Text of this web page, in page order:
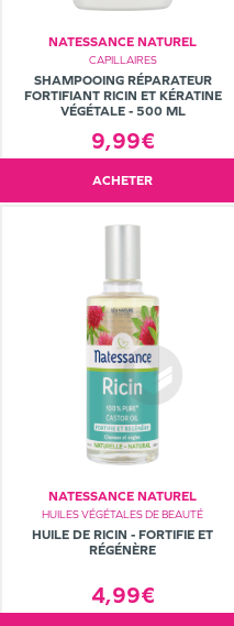
NATESSANCE NATUREL
CAPILLAIRES
SHAMPOOING RÉPARATEUR
FORTIFIANT RICIN ET KÉRATINE
VÉGÉTALE - 500 ML
9,99€
ACHETER
NATESSANCE NATUREL
HUILES VÉGÉTALES DE BEAUTÉ
HUILE DE RICIN - FORTIFIE ET
RÉGÉNÈRE
4,99€